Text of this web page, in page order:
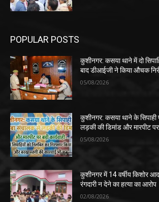
POPULAR POSTS
कुशीनगर: कसया थाने में दो
बाद डीआईजी ने किया औचक
05/08/2026
कुशीनगर: कसया थाने के
लड़की की डिमांड और मारपीट पर
05/08/2026
कुशीनगर में 14 वर्षीय किशोर
रंगदारी न देने का हत्या का आरोप
02/08/2026